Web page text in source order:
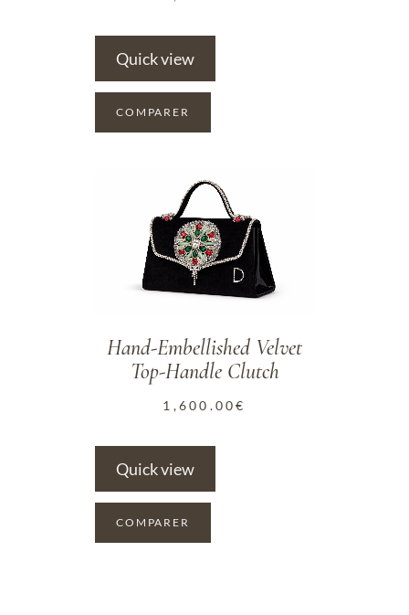
Quick view
COMPARER
Hand-Embellished Velvet
Top-Handle Clutch
1,600.00€
Quick view
COMPARER